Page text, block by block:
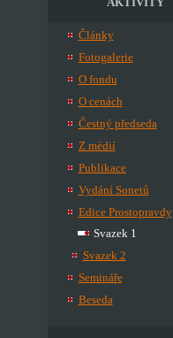
Články
Fotogalerie
O fondu
O cenách
Čestný předseda
Z médií
Publikace
Vydání Sonetů
Edice Prostopravdy
Svazek 1
Svazek 2
Semináře
Beseda